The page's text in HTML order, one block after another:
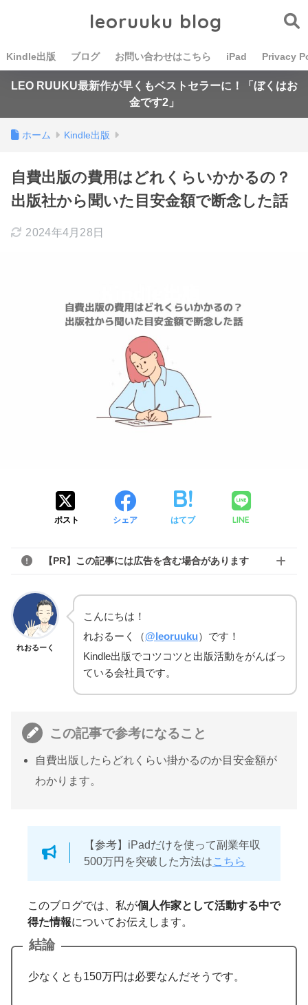
leoruuku blog
Kindle出版 ブログ お問い合わせはこちら iPad Privacy
LEO RUUKU最新作が早くもベストセラーに！「ぼくはお
金です2」
ホーム Kindle出版
自費出版の費用はどれくらいかかるの？
出版社から聞いた目安金額で断念した話
2024年4月28日
ポスト シェア はてブ LINE
【PR】この記事には広告を含む場合があります
れおるーく
こんにちは！
れおるーく（@leoruuku）です！
Kindle出版でコツコツと出版活動をがんばっ
ている会社員です。
この記事で参考になること
自費出版したらどれくらい掛かるのか目安金額が
わかります。
【参考】iPadだけを使って副業年収
500万円を突破した方法はこちら
このブログでは、私が個人作家として活動する中で
得た情報についてお伝えします。
結論
少なくとも150万円は必要なんだそうです。